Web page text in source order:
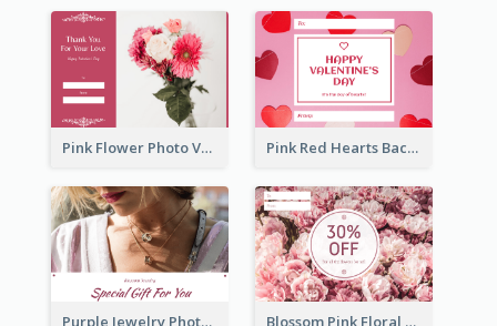
Pink Flower Photo Valentine's Day Gift Card Pink Red Hearts Background Valentine's Day Gift Card
Purple Jewelry Photo Special Gift For You Gift Card Blossom Pink Floral Photo Flower Shop Gift Card